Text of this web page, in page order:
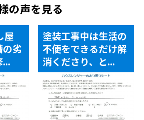
の声を見る
屋
の劣
塗装工事中は生活の
不便をできるだけ解
消くださり、と...